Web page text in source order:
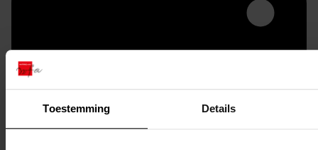
Toestemming Details